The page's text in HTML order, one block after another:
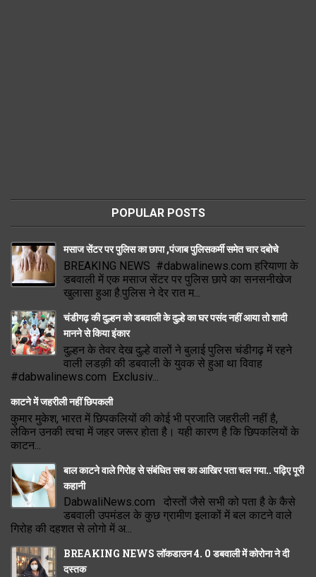
POPULAR POSTS
मसाज सेंटर पर पुलिस का छापा ,पंजाब पुलिसकर्मी समेत चार दबोचे
BREAKING NEWS #dabwalinews.com हरियाणा के
डबवाली में एक मसाज सेंटर पर पुलिस छापे का सनसनीखेज
खुलासा हुआ है.पुलिस ने देर रात म...
चंडीगढ़ की दुल्हन को डबवाली के दुल्हे का घर पसंद नहीं आया तो शादी
मानने से किया इंकार
दुल्हन के तेवर देख दुल्हे वालों ने बुलाई पुलिस चंडीगढ़ में रहने
वाली लडक़ी की डबवाली के युवक से हुआ था विवाह
#dabwalinews.com Exclusiv...
काटने में जहरीली नहीं छिपकली
कुमार मुकेश, भारत में छिपकलियों की कोई भी प्रजाति जहरीली नहीं है,
लेकिन उनकी त्वचा में जहर जरूर होता है। यही कारण है कि छिपकलियों के
काटन...
बाल काटने वाले गिरोह से संबंधित सच का आखिर पता चल गया.. पढ़िए पूरी
कहानी
DabwaliNews.com दोस्तों जैसे सभी को पता है के कैसे
डबवाली उपमंडल के कुछ ग्रामीण इलाकों में बल काटने वाले
गिरोह की दहशत से लोगो में अ...
BREAKING NEWS लॉकडाउन 4. 0 डबवाली में कोरोना ने दी
दस्तक